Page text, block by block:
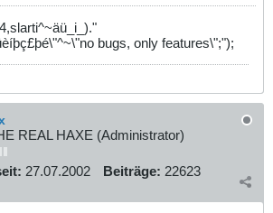
bugs, only features\";");
REAL HAXE (Administrator)
27.07.2002 Beiträge: 22623